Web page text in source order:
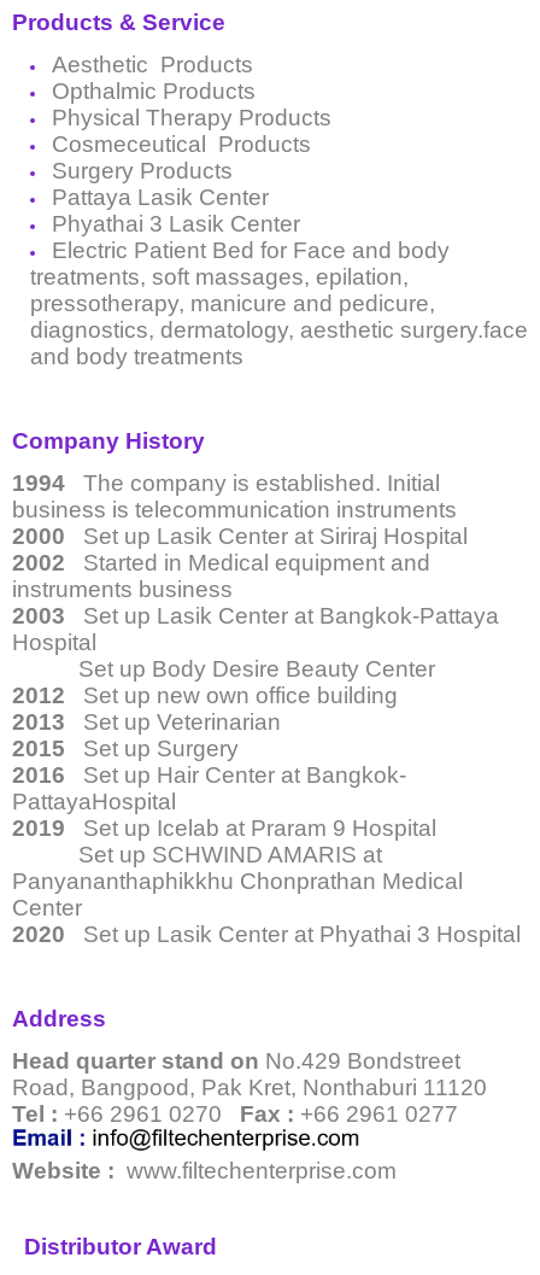
Products & Service
Aesthetic Products
Opthalmic Products
Physical Therapy Products
Cosmeceutical Products
Surgery Products
Pattaya Lasik Center
Phyathai 3 Lasik Center
Electric Patient Bed for Face and body
treatments, soft massages, epilation,
pressotherapy, manicure and pedicure,
diagnostics, dermatology, aesthetic surgery.face
and body treatments
Company History
1994 The company is established. Initial
business is telecommunication instruments
2000 Set up Lasik Center at Siriraj Hospital
2002 Started in Medical equipment and
instruments business
2003 Set up Lasik Center at Bangkok-Pattaya
Hospital
Set up Body Desire Beauty Center
2012 Set up new own office building
2013 Set up Veterinarian
2015 Set up Surgery
2016 Set up Hair Center at Bangkok-
PattayaHospital
2019 Set up Icelab at Praram 9 Hospital
Set up SCHWIND AMARIS at
Panyananthaphikkhu Chonprathan Medical
Center
2020 Set up Lasik Center at Phyathai 3 Hospital
Address
Head quarter stand on No.429 Bondstreet
Road, Bangpood, Pak Kret, Nonthaburi 11120
Tel : +66 2961 0270 Fax : +66 2961 0277
Website : www.filtechenterprise.com
Distributor Award